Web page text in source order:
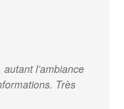
l’ambiance
Très